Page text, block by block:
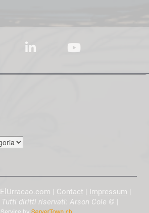
ElUrracao.com | Contact | Impressum |
Tutti diritti riservati: Arson Cole © |